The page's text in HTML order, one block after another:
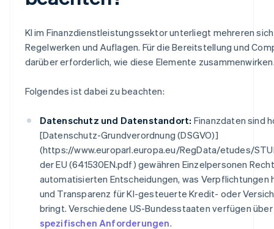
KI im Finanzdienstleistungssektor unterliegt mehreren
Regelwerken und Auflagen. Für die Bereitstellung und
darüber erforderlich, wie diese Elemente
Folgendes ist dabei zu beachten:
Datenschutz und Datenstandort: Finanzdaten sind
[Datenschutz-Grundverordnung (DSGVO)]
(https://www.europarl.europa.eu/RegData/etudes/
der EU (641530EN.pdf) gewähren Einzelpersonen
automatisierten Entscheidungen, was
und Transparenz für KI-gesteuerte Kredit- oder
bringt. Verschiedene US-Bundesstaaten verfügen
spezifischen Anforderungen.